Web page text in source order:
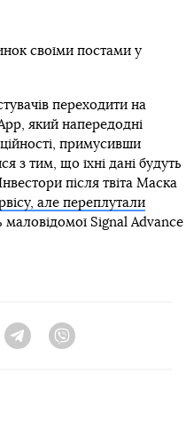
своїми постами у
переходити на
який напередодні
примусивши
з тим, що їхні дані будуть
після твіта Маска
але переплутали
маловідомої Signal Advance
Telegram